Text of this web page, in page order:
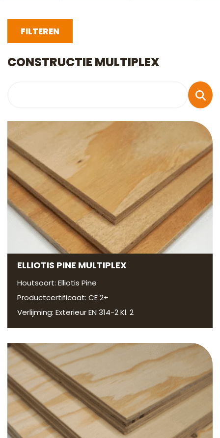
FILTEREN
CONSTRUCTIE MULTIPLEX
ELLIOTIS PINE MULTIPLEX
Productcertificaat: CE 2+
Verlijming: Exterieur EN 314-2 Kl. 2
Houtsoort: Elliotis Pine